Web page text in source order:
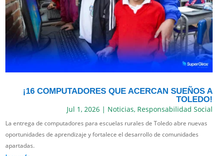
¡16 COMPUTADORES QUE ACERCAN SUEÑOS A
TOLEDO!
Jul 1, 2026| Noticias, Responsabilidad Social
La entrega de computadores para escuelas rurales de Toledo abre nuevas
oportunidades de aprendizaje y fortalece el desarrollo de comunidades
apartadas.